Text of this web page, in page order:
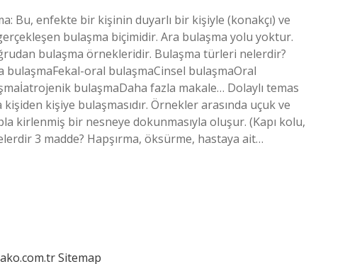
Bu, enfekte bir kişinin duyarlı bir kişiyle (konakçı) ve
bulaşma biçimidir. Ara bulaşma yolu yoktur.
bulaşma örnekleridir. Bulaşma türleri nelerdir?
bulaşmaFekal-oral bulaşmaCinsel bulaşmaOral
bulaşmaDaha fazla makale… Dolaylı temas
kişiye bulaşmasıdır. Örnekler arasında uçuk ve
kirlenmiş bir nesneye dokunmasıyla oluşur. (Kapı kolu,
3 madde? Hapşırma, öksürme, hastaya ait…
Sitemap